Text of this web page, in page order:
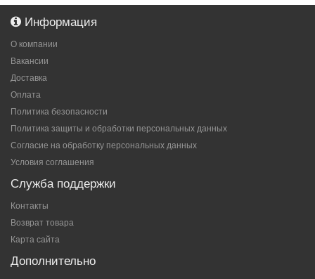
Информация
О компании
Вакансии
Доставка
Оплата
Политика безопасности
Политика защиты и обработки персональных данных
Согласие на обработку персональных данных
Условия соглашения
Служба поддержки
Контакты
Возврат товара
Карта сайта
Дополнительно